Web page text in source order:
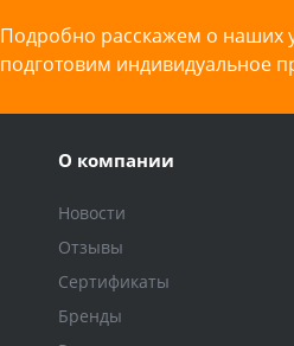
Подробно расскажем о наших
подготовим индивидуальное
О компании
Новости
Отзывы
Сертификаты
Бренды